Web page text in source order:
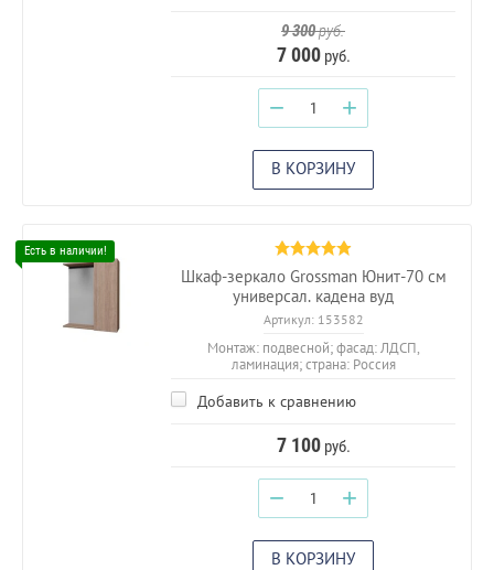
9 300руб.
7 000руб.
− +
В КОРЗИНУ
Шкаф-зеркало Grossman Юнит-70 см
универсал. кадена вуд
Артикул:153582
Монтаж: подвесной; фасад: ЛДСП,
ламинация; страна: Россия
Добавить к сравнению
7 100руб.
− +
В КОРЗИНУ